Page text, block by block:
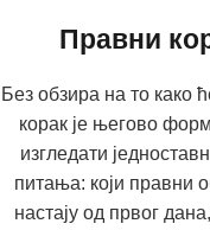
Правни
Без обзира на то како
корак је његово
изгледати
питања: који правни
настају од првог